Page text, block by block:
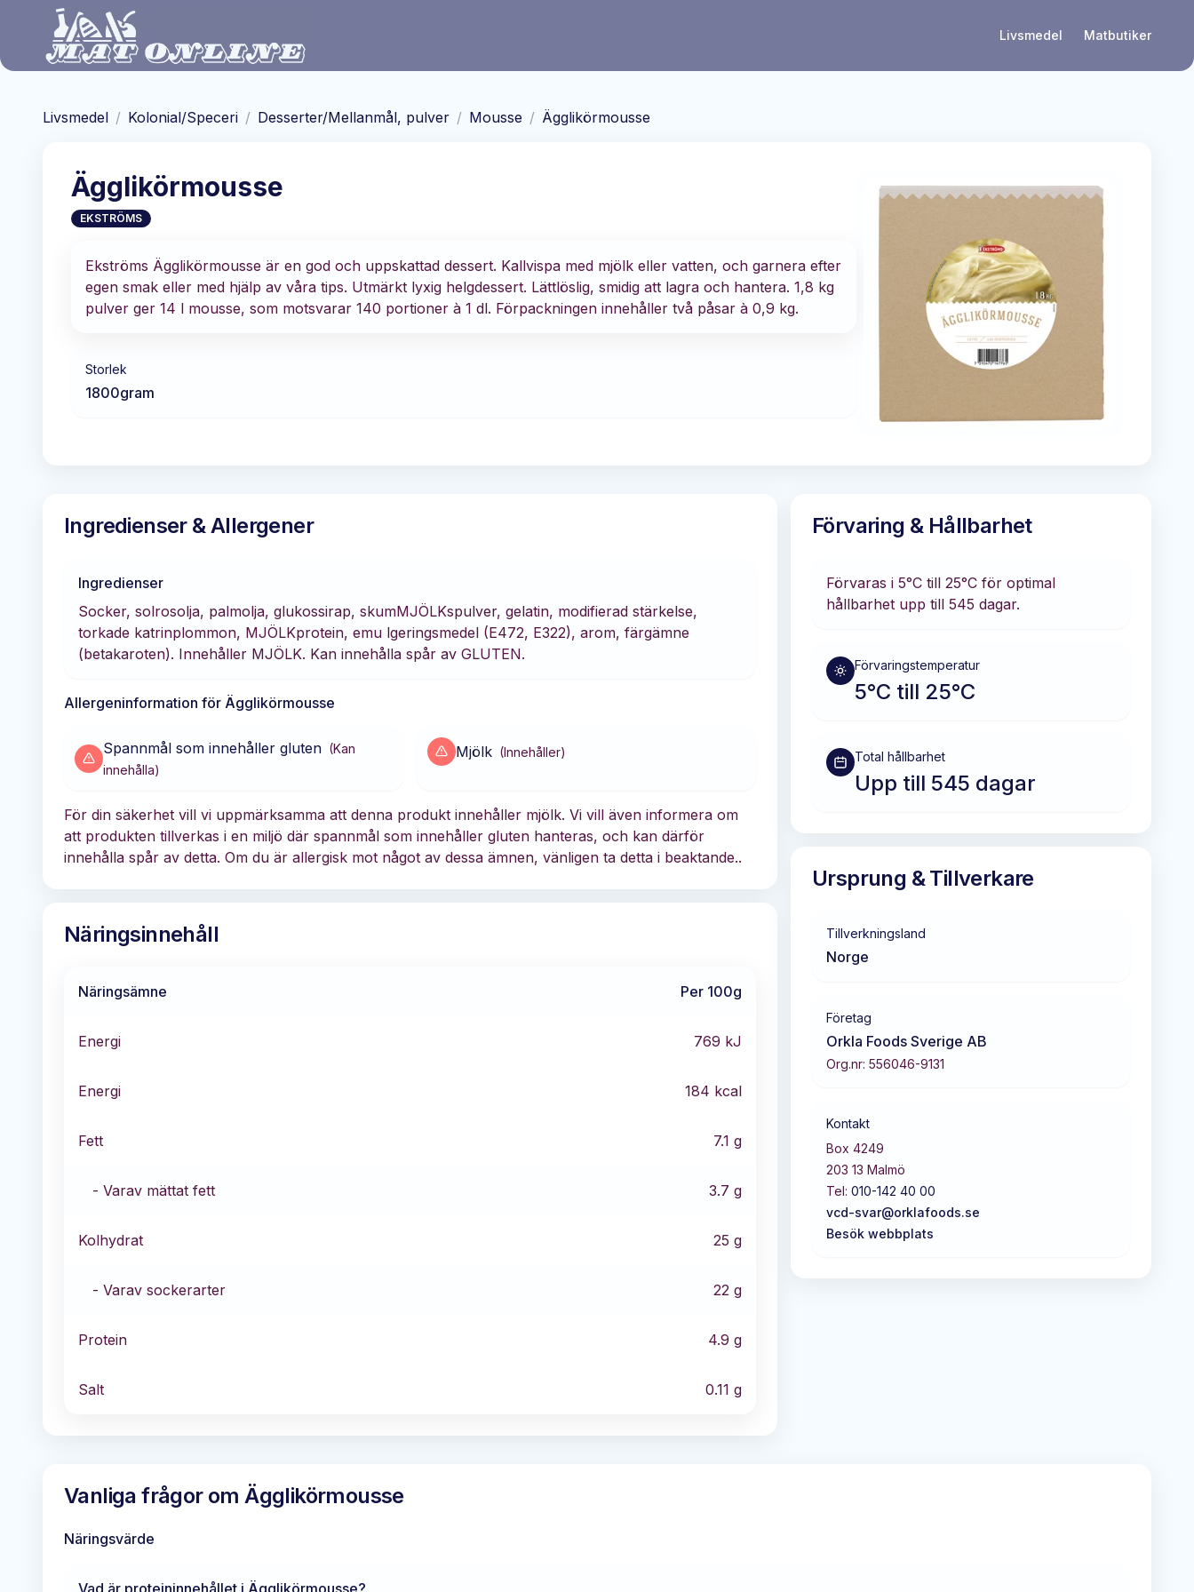
Hoppa till huvudinnehåll
Livsmedel Matbutiker
Livsmedel / Kolonial/Speceri / Desserter/Mellanmål, pulver / Mousse / Ägglikörmousse
Ägglikörmousse
EKSTRÖMS
Ekströms Ägglikörmousse är en god och uppskattad dessert. Kallvispa med mjölk eller vatten, och garnera efter
egen smak eller med hjälp av våra tips. Utmärkt lyxig helgdessert. Lättlöslig, smidig att lagra och hantera. 1,8 kg
pulver ger 14 l mousse, som motsvarar 140 portioner à 1 dl. Förpackningen innehåller två påsar à 0,9 kg.
Storlek
1800gram
Ingredienser & Allergener
Ingredienser
Socker, solrosolja, palmolja, glukossirap, skumMJÖLKspulver, gelatin, modifierad stärkelse,
torkade katrinplommon, MJÖLKprotein, emu lgeringsmedel (E472, E322), arom, färgämne
(betakaroten). Innehåller MJÖLK. Kan innehålla spår av GLUTEN.
Allergeninformation för Ägglikörmousse
Spannmål som innehåller gluten (Kan
innehålla)
Mjölk (Innehåller)
För din säkerhet vill vi uppmärksamma att denna produkt innehåller mjölk. Vi vill även informera om
att produkten tillverkas i en miljö där spannmål som innehåller gluten hanteras, och kan därför
innehålla spår av detta. Om du är allergisk mot något av dessa ämnen, vänligen ta detta i beaktande..
Näringsinnehåll
Näringsämne Per 100g
Energi 769 kJ
Energi 184 kcal
Fett 7.1 g
- Varav mättat fett 3.7 g
Kolhydrat 25 g
- Varav sockerarter 22 g
Protein 4.9 g
Salt 0.11 g
Förvaring & Hållbarhet
Förvaras i 5°C till 25°C för optimal
hållbarhet upp till 545 dagar.
Förvaringstemperatur
5°C till 25°C
Total hållbarhet
Upp till 545 dagar
Ursprung & Tillverkare
Tillverkningsland
Norge
Företag
Orkla Foods Sverige AB
Org.nr: 556046-9131
Kontakt
Box 4249
203 13 Malmö
Tel: 010-142 40 00
vcd-svar@orklafoods.se
Besök webbplats
Vanliga frågor omÄgglikörmousse
Näringsvärde
Vad är proteininnehållet i Ägglikörmousse?